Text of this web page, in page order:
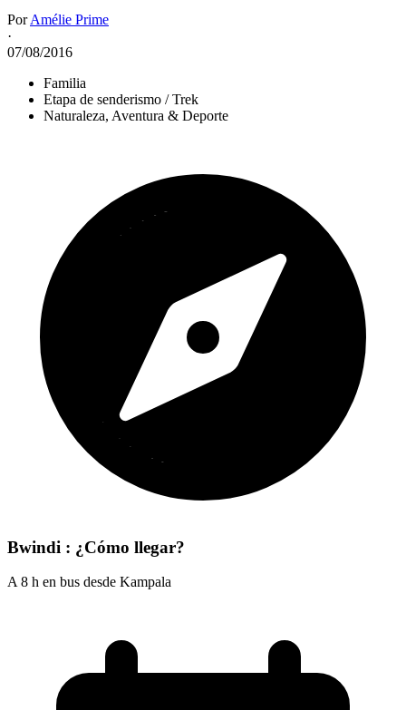
PorAmélie Prime
·
07/08/2016
Familia
Etapa de senderismo / Trek
Naturaleza, Aventura & Deporte
Bwindi : ¿Cómo llegar?
A 8 h en bus desde Kampala